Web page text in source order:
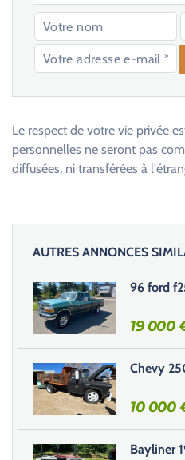
a
s
s
e
r
c
e
c
h
a
Le respect de votre vie privée
personnelles ne seront pas
diffusées, ni transférées à
AUTRES ANNONCES
96 ford
19 000
Chevy
10 000
Bayliner